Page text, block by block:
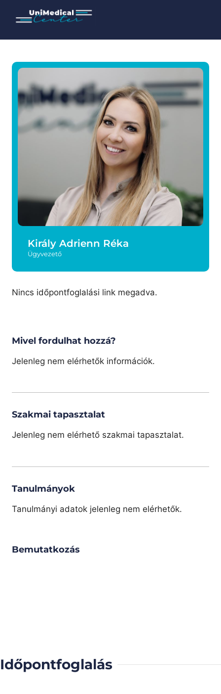
Király Adrienn Réka
Ügyvezető
Nincs időpontfoglalási link megadva.
Mivel fordulhat hozzá?
Jelenleg nem elérhetők információk.
Szakmai tapasztalat
Jelenleg nem elérhető szakmai tapasztalat.
Tanulmányok
Tanulmányi adatok jelenleg nem elérhetők.
Bemutatkozás
Időpontfoglalás